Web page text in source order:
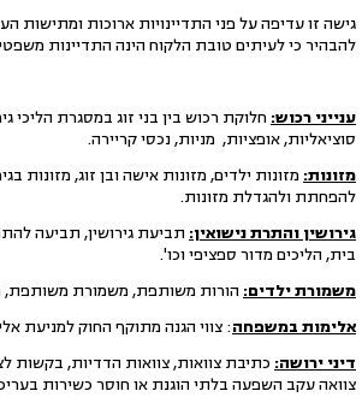
גישה זו עדיפה על פני התדיינויות ארוכות
להבהיר כי לעיתים טובת הלקוח הינה התדיינות
ענייני רכוש: חלוקת רכוש בין בני זוג במסגרת הליכי
סוציאליות, אופציות, מניות, נכסי קריירה.
מזונות: מזונות ילדים, מזונות אישה ובן זוג,
להפחתת ולהגדלת מזונות.
גירושין והתרת נישואין: תביעת גירושין, תביעה
בית, הליכים מדור ספציפי וכו'.
משמורת ילדים: הורות משותפת, משמורת משותפת,
אלימות במשפחה: צווי הגנה מתוקף החוק למניעת
דיני ירושה: כתיבת צוואות, צוואות הדדיות, בקשות
צוואה עקב השפעה בלתי הוגנת או חוסר כשירות